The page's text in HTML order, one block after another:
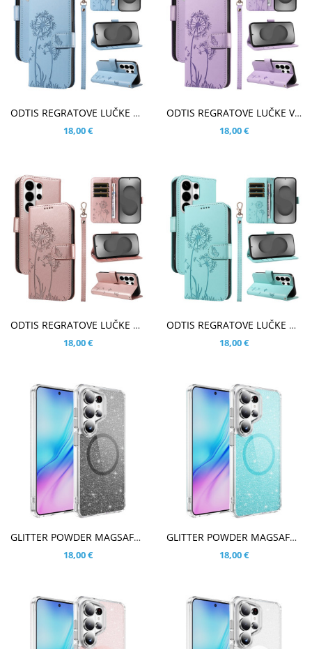
ODTIS REGRATOVE LUČKE MODER ETUI ZA SAMSUNG GALAXY S26 ULTRA
18,00 €
ODTIS REGRATOVE LUČKE VIJOLIČEN ETUI ZA SAMSUNG GALAXY S26 ULTRA
18,00 €
ODTIS REGRATOVE LUČKE ROSE GOLD ETUI ZA SAMSUNG GALAXY S26 ULTRA
18,00 €
ODTIS REGRATOVE LUČKE MINT ETUI ZA SAMSUNG GALAXY S26 ULTRA
18,00 €
GLITTER POWDER MAGSAFE ČRN OVITEK ZA SAMSUNG GALAXY S26 ULTRA
18,00 €
GLITTER POWDER MAGSAFE MODER OVITEK ZA SAMSUNG GALAXY S26 ULTRA
18,00 €